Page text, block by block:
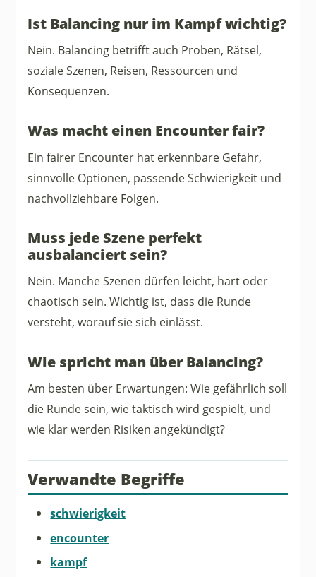
Ist Balancing nur im Kampf wichtig?
Nein. Balancing betrifft auch Proben, Rätsel,
soziale Szenen, Reisen, Ressourcen und
Konsequenzen.
Was macht einen Encounter fair?
Ein fairer Encounter hat erkennbare Gefahr,
sinnvolle Optionen, passende Schwierigkeit und
nachvollziehbare Folgen.
Muss jede Szene perfekt
ausbalanciert sein?
Nein. Manche Szenen dürfen leicht, hart oder
chaotisch sein. Wichtig ist, dass die Runde
versteht, worauf sie sich einlässt.
Wie spricht man über Balancing?
Am besten über Erwartungen: Wie gefährlich soll
die Runde sein, wie taktisch wird gespielt, und
wie klar werden Risiken angekündigt?
Verwandte Begriffe
schwierigkeit
encounter
kampf